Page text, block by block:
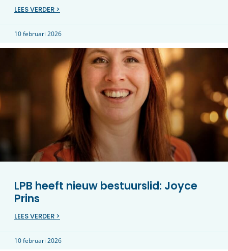
LEES VERDER >
10 februari 2026
LPB heeft nieuw bestuurslid: Joyce
Prins
LEES VERDER >
10 februari 2026